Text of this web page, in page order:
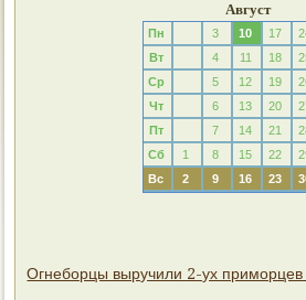
Август
Пн 3 10 17
Вт
4 11 18
Ср
5 12 19
Чт
6 13 20
Пт
7 14 21
Сб
1 8 15 22
Вс
2 9 16 23
Огнеборцы выручили 2-ух приморцев